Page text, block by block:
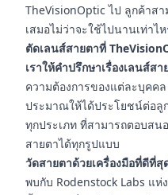
TheVisionOptic ไป ลูกค้าส
เสมอไม่ว่าจะใช้ไปนานเท่าไ
ตัดเลนส์สายตาที่
เราให้คำปรึกษาเรื่องเลนส์สา
ความต้องการของแต่ละบุคค
ประมาณให้ได้ประโยชน์ต่อลู
ทุกประเภท ที่สามารถตอบสน
สายตาได้ทุกรูปแบบ
วัดสายตาด้วยเครื่องมือที่ดีที่สุ
พบกับ Rodenstock Labs แห่